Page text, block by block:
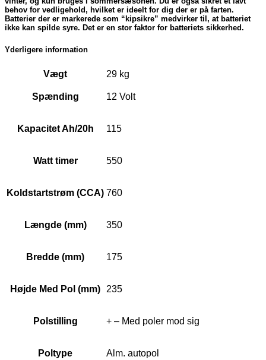
behov for vedligehold, hvilket er ideelt for dig der er på farten.
Batterier der er markerede som “kipsikre” medvirker til, at batteriet
ikke kan spilde syre. Det er en stor faktor for batteriets sikkerhed.
Yderligere information
Vægt 29 kg
Spænding 12 Volt
Kapacitet Ah/20h 115
Watt timer 550
Koldstartstrøm (CCA) 760
Længde (mm) 350
Bredde (mm) 175
Højde Med Pol (mm) 235
Polstilling + – Med poler mod sig
Poltype Alm. autopol